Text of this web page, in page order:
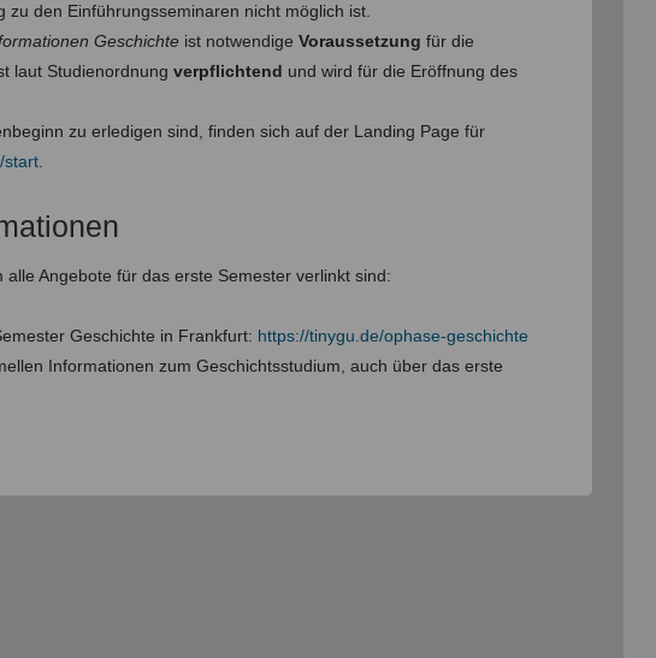
zu den Einführungsseminaren nicht möglich ist.
Geschichte ist notwendigeVoraussetzungfür die
laut Studienordnungverpflichtend und wird für die Eröffnung des
zu erledigen sind, finden sich auf der Landing Page für
start
Angebote für das erste Semester verlinkt sind:
Geschichte in Frankfurt: https://tinygu.de/ophase-geschichte
Informationen zum Geschichtsstudium, auch über das erste